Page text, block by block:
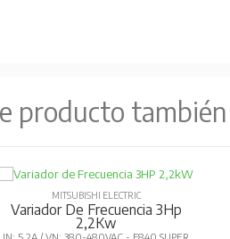
producto
MITSUBISHI ELECTRIC
Variador De Frecuencia 3Hp
2,2Kw